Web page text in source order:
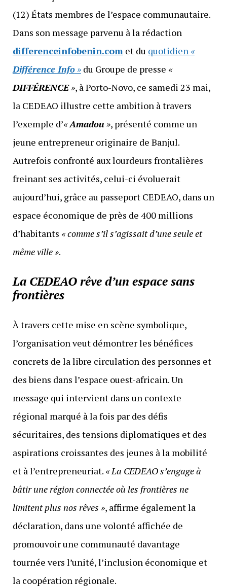
(12) États membres de l’espace communautaire.
Dans son message parvenu à la rédaction
differenceinfobenin.comet du quotidien «
Différence Info»du Groupe de presse «
DIFFÉRENCE», à Porto-Novo, ce samedi 23 mai,
la CEDEAO illustre cette ambition à travers
l’exemple d’«Amadou », présenté comme un
jeune entrepreneur originaire de Banjul.
Autrefois confronté aux lourdeurs frontalières
freinant ses activités, celui-ci évoluerait
aujourd’hui, grâce au passeport CEDEAO, dans un
espace économique de près de 400 millions
d’habitants « comme s’il s’agissait d’une seule et
même ville ».
La CEDEAO rêve d’un espace sans
frontières
À travers cette mise en scène symbolique,
l’organisation veut démontrer les bénéfices
concrets de la libre circulation des personnes et
des biens dans l’espace ouest-africain. Un
message qui intervient dans un contexte
régional marqué à la fois par des défis
sécuritaires, des tensions diplomatiques et des
aspirations croissantes des jeunes à la mobilité
et à l’entrepreneuriat. « La CEDEAO s’engage à
bâtir une région connectée où les frontières ne
limitent plus nos rêves », affirme également la
déclaration, dans une volonté affichée de
promouvoir une communauté davantage
tournée vers l’unité, l’inclusion économique et
la coopération régionale.